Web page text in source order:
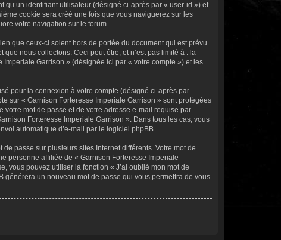
identifiant utilisateur (désigné ci-après par « user-id ») et
cookie sera créé une fois que vous naviguerez sur les
votre navigation sur le forum.
que ceux-ci soient hors de portée du document qui est prévu
nous collectons. Ceci peut être, et n’est pas limité à : la
Garrison » (désignée ici par « votre compte ») et les
pour la connexion à votre compte (désigné ci-après par
sur « Garnison Forteresse Imperiale Garrison » sont protégées
mot de passe et de votre adresse e-mail requise par
Forteresse Imperiale Garrison ». Dans tous les cas, vous
automatique d’e-mail par le logiciel phpBB.
passe sur plusieurs sites Internet différents. Votre mot de
personne affiliée de « Garnison Forteresse Imperiale
vous pouvez utiliser la fonction « J’ai oublié mon mot de
un nouveau mot de passe qui vous permettra de vous